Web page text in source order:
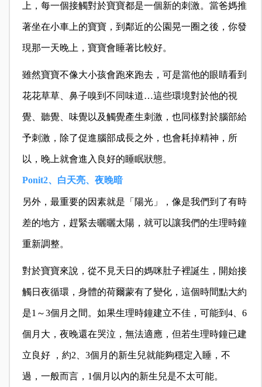
上，每一個接觸對於寶寶都是一個新的刺激。當爸媽推
著坐在小車上的寶寶，到鄰近的公園晃一圈之後，你發
現那一天晚上，寶寶會睡著比較好。
雖然寶寶不像大小孩會跑來跑去，可是當他的眼睛看到
花花草草、鼻子嗅到不同味道…這些環境對於他的視
覺、聽覺、味覺以及觸覺產生刺激，也同樣對於腦部給
予刺激，除了促進腦部成長之外，也會耗掉精神，所
以，晚上就會進入良好的睡眠狀態。
Ponit2、白天亮、夜晚暗
另外，最重要的因素就是「陽光」，像是我們到了有時
差的地方，趕緊去曬曬太陽，就可以讓我們的生理時鐘
重新調整。
對於寶寶來說，從不見天日的媽咪肚子裡誕生，開始接
觸日夜循環，身體的荷爾蒙有了變化，這個時間點大約
是1～3個月之間。如果生理時鐘建立不佳，可能到4、6
個月大，夜晚還在哭泣，無法適應，但若生理時鐘已建
立良好 ，約2、3個月的新生兒就能夠穩定入睡，不
過，一般而言，1個月以內的新生兒是不太可能。